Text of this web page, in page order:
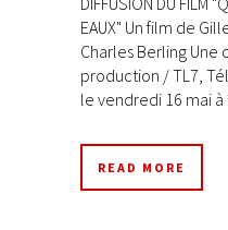
EAUX" Un film de
Charles Berling Une
production / TL7,
le vendredi 16 mai à
READ MORE